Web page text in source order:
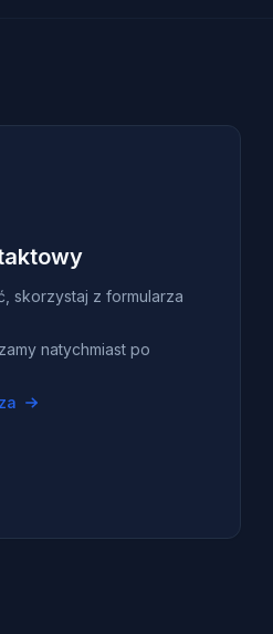
skorzystaj z formularza
natychmiast po